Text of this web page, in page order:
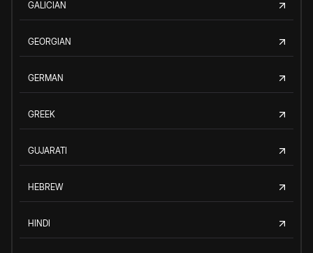
GALICIAN
GEORGIAN
GERMAN
GREEK
GUJARATI
HEBREW
HINDI